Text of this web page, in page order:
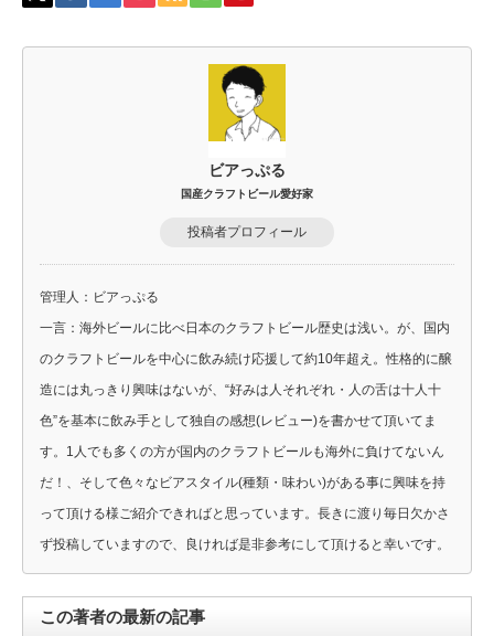
ビアっぷる
国産クラフトビール愛好家
投稿者プロフィール
管理人：ビアっぷる
一言：海外ビールに比べ日本のクラフトビール歴史は浅い。が、国内
のクラフトビールを中心に飲み続け応援して約10年超え。性格的に醸
造には丸っきり興味はないが、“好みは人それぞれ・人の舌は十人十
色”を基本に飲み手として独自の感想(レビュー)を書かせて頂いてま
す。1人でも多くの方が国内のクラフトビールも海外に負けてないん
だ！、そして色々なビアスタイル(種類・味わい)がある事に興味を持
って頂ける様ご紹介できればと思っています。長きに渡り毎日欠かさ
ず投稿していますので、良ければ是非参考にして頂けると幸いです。
この著者の最新の記事